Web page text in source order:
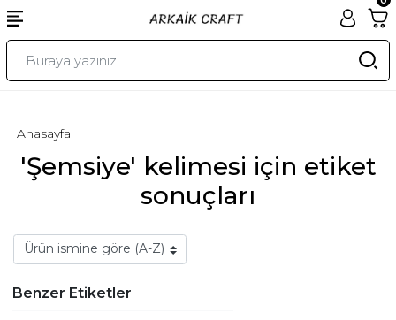
'Şemsiye' kelimesi için etiket
sonuçları
Anasayfa
Benzer Etiketler